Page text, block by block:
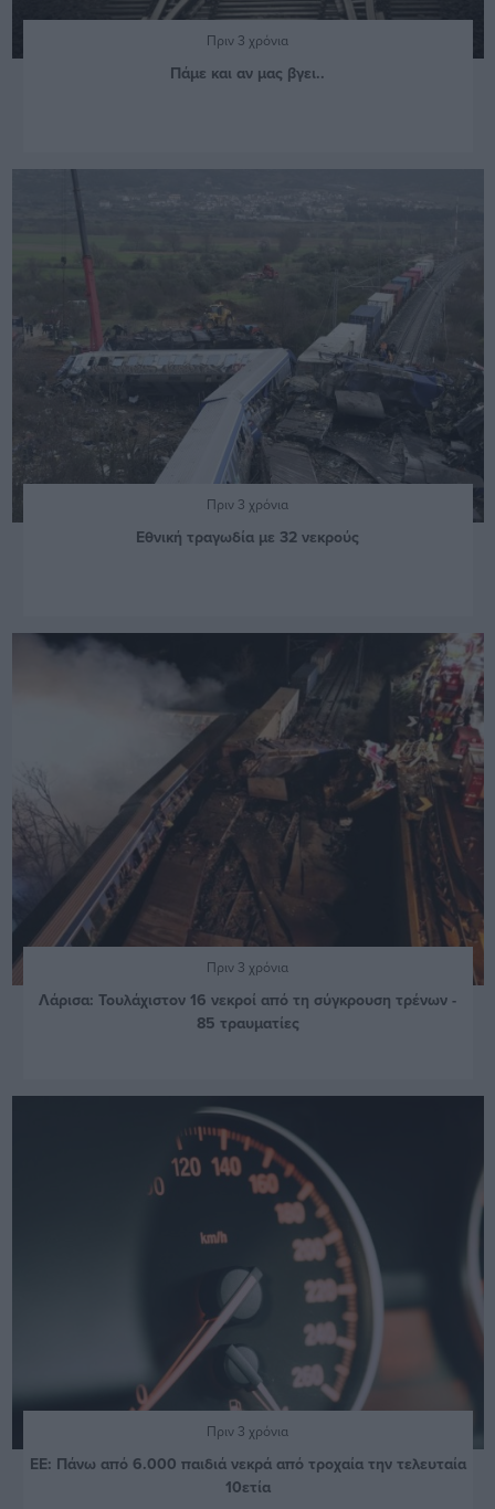
Πριν 3 χρόνια
Πάμε και αν μας βγει..
Πριν 3 χρόνια
Εθνική τραγωδία με 32 νεκρούς
Πριν 3 χρόνια
Λάρισα: Τουλάχιστον 16 νεκροί από τη σύγκρουση τρένων -
85 τραυματίες
Πριν 3 χρόνια
ΕΕ: Πάνω από 6.000 παιδιά νεκρά από τροχαία την τελευταία
10ετία